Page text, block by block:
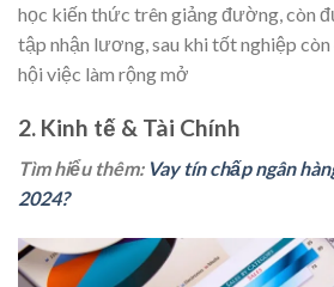
học kiến thức trên giảng đường, còn
tập nhận lương, sau khi tốt nghiệp
hội việc làm rộng mở
2. Kinh tế & Tài Chính
Tìm hiểu thêm: Vay tín chấp ngân
2024?